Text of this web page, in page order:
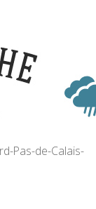
Pas-de-Calais-